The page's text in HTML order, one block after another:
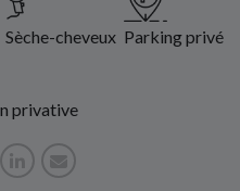
Sèche-cheveux Parking privé
privative